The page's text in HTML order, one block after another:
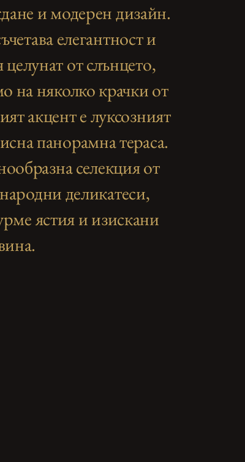
и модерен дизайн.
елегантност и
от слънцето,
на няколко крачки от
акцент е луксозният
панорамна тераса.
селекция от
деликатеси,
ястия и изискани